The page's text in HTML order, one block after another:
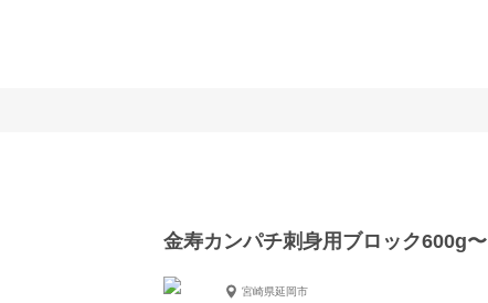
金寿カンパチ刺身用ブロック600g〜
宮崎県延岡市